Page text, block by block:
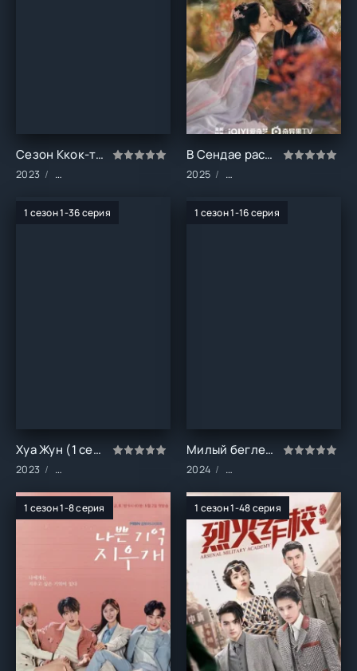
Сезон Ккок-ту (1 сезон)
2023 Сериалы/Мелодрамы/Фэнтези
В Сендае растут деревья (1 сезон)
2025 Сериалы/Боевики/
1 сезон 1-36 серия
Хуа Жун (1 сезон)
2023 Сериалы/Драма/Мелодрамы/Фэнтези
1 сезон 1-16 серия
Милый беглец (1 сезон)
2024 Сериалы/Комедия/
1 сезон 1-8 серия 1 сезон 1-48 серия